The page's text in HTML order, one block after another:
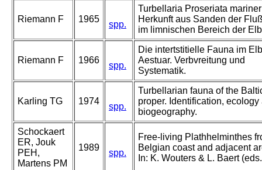
Riemann F 1965
spp.
Turbellaria Proseriata mariner
Herkunft aus Sanden der
im limnischen Bereich der
Riemann F 1966
spp.
Die intertstitielle Fauna im
Aestuar. Verbvreitung und
Systematik.
Karling TG 1974
spp.
Turbellarian fauna of the
proper. Identification, ecology
biogeography.
Schockaert
ER, Jouk
PEH,
Martens PM
1989
spp.
Free-living Plathhelminthes
Belgian coast and adjacent
In: K. Wouters & L. Baert